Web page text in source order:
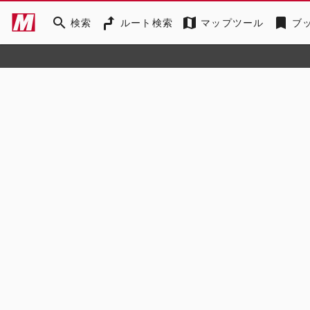
search 検索 ルート検索 map マップツール bookmark ブ